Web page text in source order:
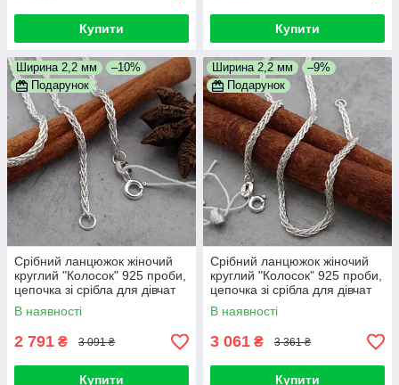
Купити Купити
Ширина 2,2 мм
–10%
Подарунок
Срібний ланцюжок жіночий
круглий "Колосок" 925 проби,
цепочка зі срібла для дівчат
55 см
В наявності
2 791 ₴ 3 091 ₴
Купити
Ширина 2,2 мм
–9%
Подарунок
Срібний ланцюжок жіночий
круглий "Колосок" 925 проби,
цепочка зі срібла для дівчат
60 см
В наявності
3 061 ₴ 3 361 ₴
Купити